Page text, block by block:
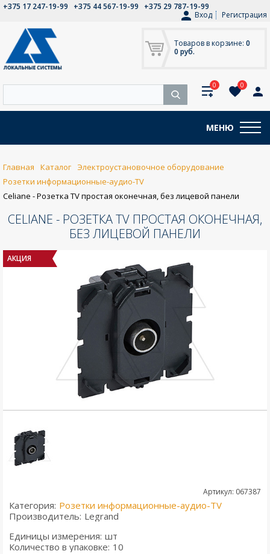
+375 17 247-19-99 +375 44 567-19-99
+375 29 787-19-99
Вход
Регистрация
Товаров в корзине: 0
0 руб.
0 0
МЕНЮ
Главная Каталог
Электроустановочное оборудование
Розетки информационные-аудио-TV
Celiane - Розетка TV простая оконечная, без лицевой панели
CELIANE - РОЗЕТКА TV ПРОСТАЯ ОКОНЕЧНАЯ,
БЕЗ ЛИЦЕВОЙ ПАНЕЛИ
АКЦИЯ
Артикул: 067387
Категория: Розетки информационные-аудио-TV
Производитель: Legrand
Единицы измерения: шт
Количество в упаковке: 10